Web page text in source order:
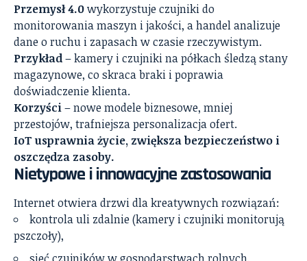
Przemysł 4.0wykorzystuje czujniki do
monitorowania maszyn i jakości, a handel analizuje
dane o ruchu i zapasach w czasie rzeczywistym.
Przykład– kamery i czujniki na półkach śledzą stany
magazynowe, co skraca braki i poprawia
doświadczenie klienta.
Korzyści– nowe modele biznesowe, mniej
przestojów, trafniejsza personalizacja ofert.
IoT usprawnia życie, zwiększa bezpieczeństwo i
oszczędza zasoby.
Nietypowe i innowacyjne zastosowania
Internet otwiera drzwi dla kreatywnych rozwiązań:
kontrola uli zdalnie (kamery i czujniki monitorują
pszczoły),